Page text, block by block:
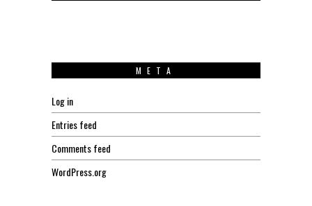
META
Log in
Entries feed
Comments feed
WordPress.org